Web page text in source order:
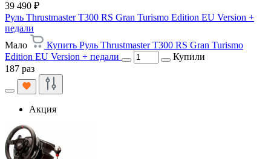
39 490 ₽
Руль Thrustmaster T300 RS Gran Turismo Edition EU Version +
педали
Мало
Купить Руль Thrustmaster T300 RS Gran Turismo
Edition EU Version + педали
Купили
187 раз
Акция